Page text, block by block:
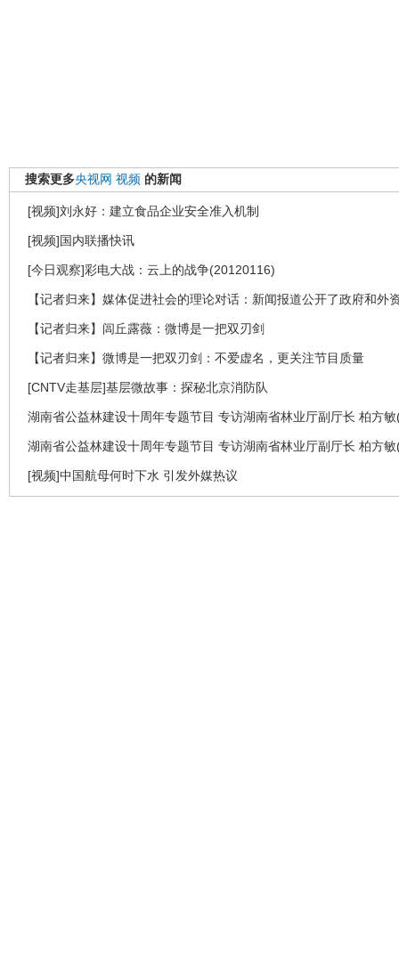
搜索更多央视网 视频 的新闻
[视频]刘永好：建立食品企业安全准入机制
[视频]国内联播快讯
[今日观察]彩电大战：云上的战争(20120116)
【记者归来】媒体促进社会的理论对话：新闻报道公开了政府和外
【记者归来】闾丘露薇：微博是一把双刃剑
【记者归来】微博是一把双刃剑：不爱虚名，更关注节目质量
[CNTV走基层]基层微故事：探秘北京消防队
湖南省公益林建设十周年专题节目 专访湖南省林业厅副厅长 柏方
湖南省公益林建设十周年专题节目 专访湖南省林业厅副厅长 柏方
[视频]中国航母何时下水 引发外媒热议